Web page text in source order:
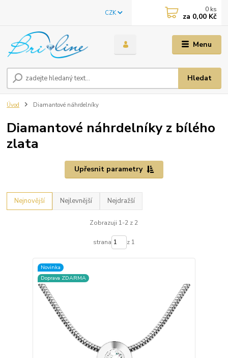
Menu
CZK
Hledat
0 ks
za 0,00 Kč
Úvod Diamantové náhrdelníky
Diamantové náhrdelníky z bílého
zlata
Upřesnit parametry
Nejnovější Nejlevnější Nejdražší
Zobrazuji 1-2 z 2
strana z 1
Novinka
Doprava ZDARMA